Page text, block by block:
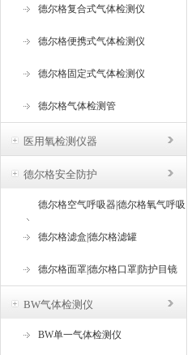
德尔格复合式气体检测仪
德尔格便携式气体检测仪
德尔格固定式气体检测仪
德尔格气体检测管
医用氧检测仪器
德尔格安全防护
德尔格空气呼吸器|德尔格氧气呼吸
器
德尔格滤盒|德尔格滤罐
德尔格面罩|德尔格口罩|防护目镜
BW气体检测仪
BW单一气体检测仪